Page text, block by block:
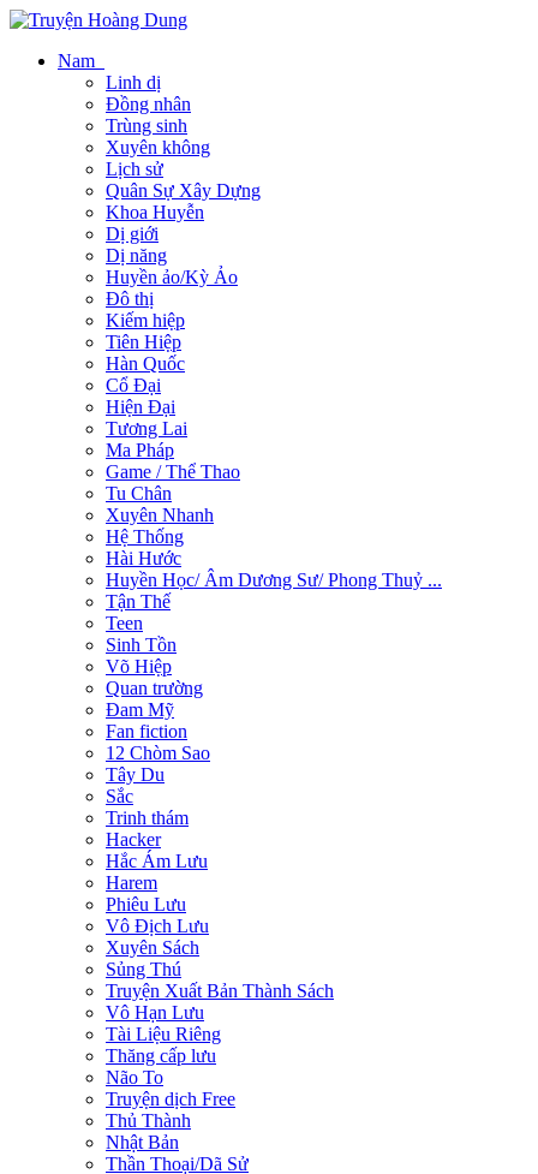
Nam
Linh dị
Đồng nhân
Trùng sinh
Xuyên không
Lịch sử
Quân Sự Xây Dựng
Khoa Huyễn
Dị giới
Dị năng
Huyền ảo/Kỳ Ảo
Đô thị
Kiếm hiệp
Tiên Hiệp
Hàn Quốc
Cổ Đại
Hiện Đại
Tương Lai
Ma Pháp
Game / Thể Thao
Tu Chân
Xuyên Nhanh
Hệ Thống
Hài Hước
Huyền Học/ Âm Dương Sư/ Phong Thuỷ ...
Tận Thế
Teen
Sinh Tồn
Võ Hiệp
Quan trường
Đam Mỹ
Fan fiction
12 Chòm Sao
Tây Du
Sắc
Trinh thám
Hacker
Hắc Ám Lưu
Harem
Phiêu Lưu
Vô Địch Lưu
Xuyên Sách
Sủng Thú
Truyện Xuất Bản Thành Sách
Vô Hạn Lưu
Tài Liệu Riêng
Thăng cấp lưu
Não To
Truyện dịch Free
Thủ Thành
Nhật Bản
Thần Thoại/Dã Sử